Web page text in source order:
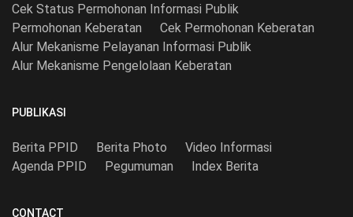
Cek Status Permohonan Informasi Publik
Permohonan Keberatan
Cek Permohonan Keberatan
Alur Mekanisme Pelayanan Informasi Publik
Alur Mekanisme Pengelolaan Keberatan
PUBLIKASI
Berita PPID Berita Photo
Video Informasi
Agenda PPID
Pegumuman Index Berita
CONTACT